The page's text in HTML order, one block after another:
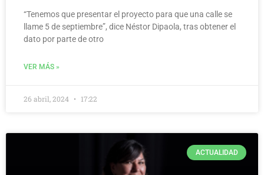
“Tenemos que presentar el proyecto para que una calle se
llame 5 de septiembre”, dice Néstor Dipaola, tras obtener el
dato por parte de otro
VER MÁS »
26 abril, 2024 17:22
ACTUALIDAD